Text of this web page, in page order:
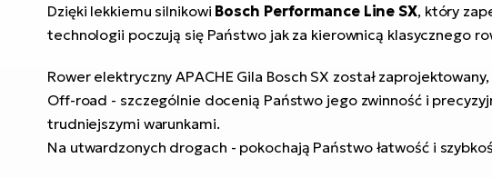
Dzięki lekkiemu silnikowi Bosch Performance Line SX, który
technologii poczują się Państwo jak za kierownicą klasycznego
Rower elektryczny APACHE Gila Bosch SX został
Off-road - szczególnie docenią Państwo jego zwinność i
trudniejszymi warunkami.
Na utwardzonych drogach - pokochają Państwo łatwość i